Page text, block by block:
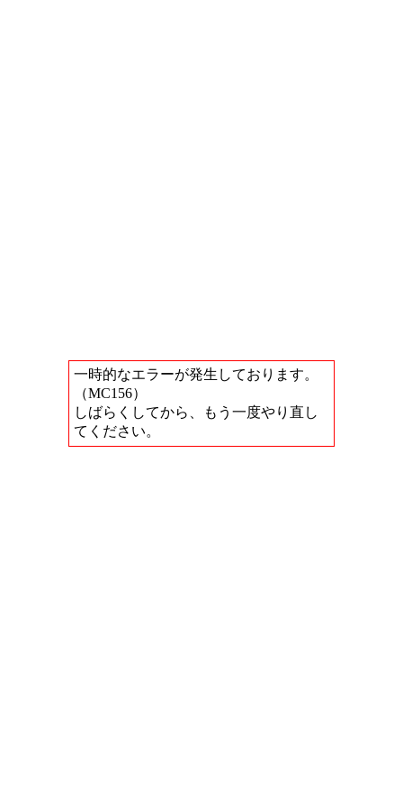
一時的なエラーが発生しております。
（MC156）
しばらくしてから、もう一度やり直し
てください。